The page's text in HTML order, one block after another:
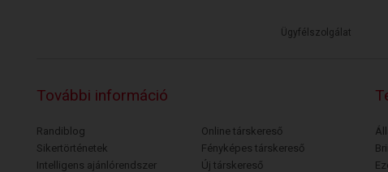
Ügyfélszolgálat
További információ
Randiblog
Sikertörténetek
Intelligens ajánlórendszer
Online társkereső
Fényképes társkereső
Új társkereső